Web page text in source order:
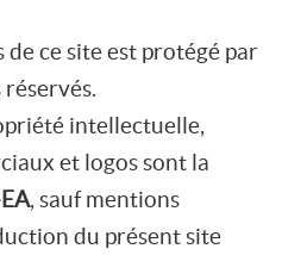
de ce site est protégé par
intellectuelle,
et logos sont la
, sauf mentions
du présent site